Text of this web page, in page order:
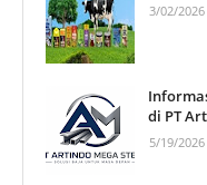
3/02/
di PT
5/19/